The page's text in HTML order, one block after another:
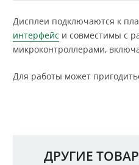
Дисплеи подключаются к
интерфейс и совместимы с
микроконтроллерами,
Для работы может
ДРУГИЕ